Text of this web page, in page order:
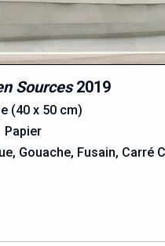
Sources2019
(40 x 50 cm)
Papier
Gouache, Fusain, Carré